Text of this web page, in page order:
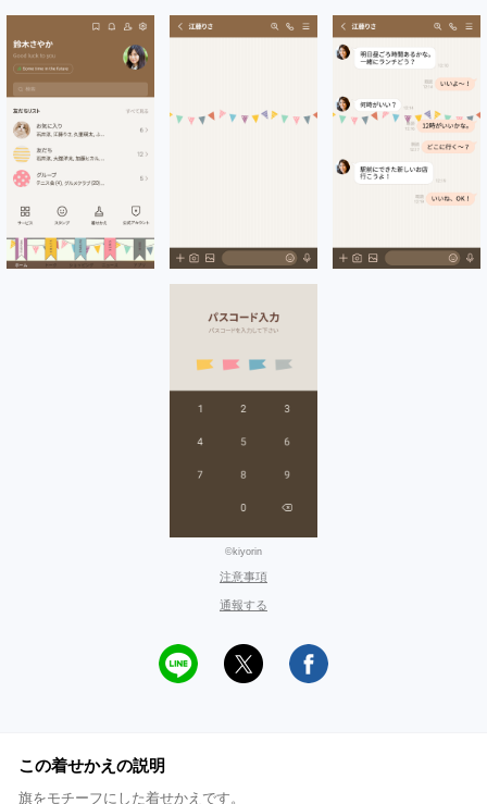
©kiyorin
注意事項
通報する
この着せかえの説明
旗をモチーフにした着せかえです。